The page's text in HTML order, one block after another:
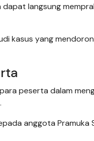
langsung
kasus yang
peserta dalam
anggota Pramuka